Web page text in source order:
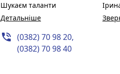
Шукаєм таланти
Детальніше
phone_in_talk (0382) 70 98 20,
(0382) 70 98 40